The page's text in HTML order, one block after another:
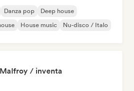
Danza pop
Deep house
House music Nu-disco / Italo
/ inventa